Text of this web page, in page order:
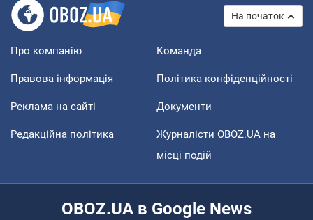
На початок
Про компанію Команда
Правова інформація Політика конфіденційності
Реклама на сайті Документи
Редакційна політика
Журналісти OBOZ.UA на
місці подій
OBOZ.UA в Google News